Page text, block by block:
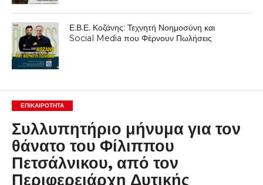
Ε.Β.Ε. Κοζάνης: Τεχνητή Νοημοσύνη και
Social Media που Φέρνουν Πωλήσεις
ΕΠΙΚΑΙΡΟΤΗΤΑ
Συλλυπητήριο μήνυμα για τον
θάνατο του Φίλιππου
Πετσάλνικου, από τον
Περιφερειάρχη Δυτικής